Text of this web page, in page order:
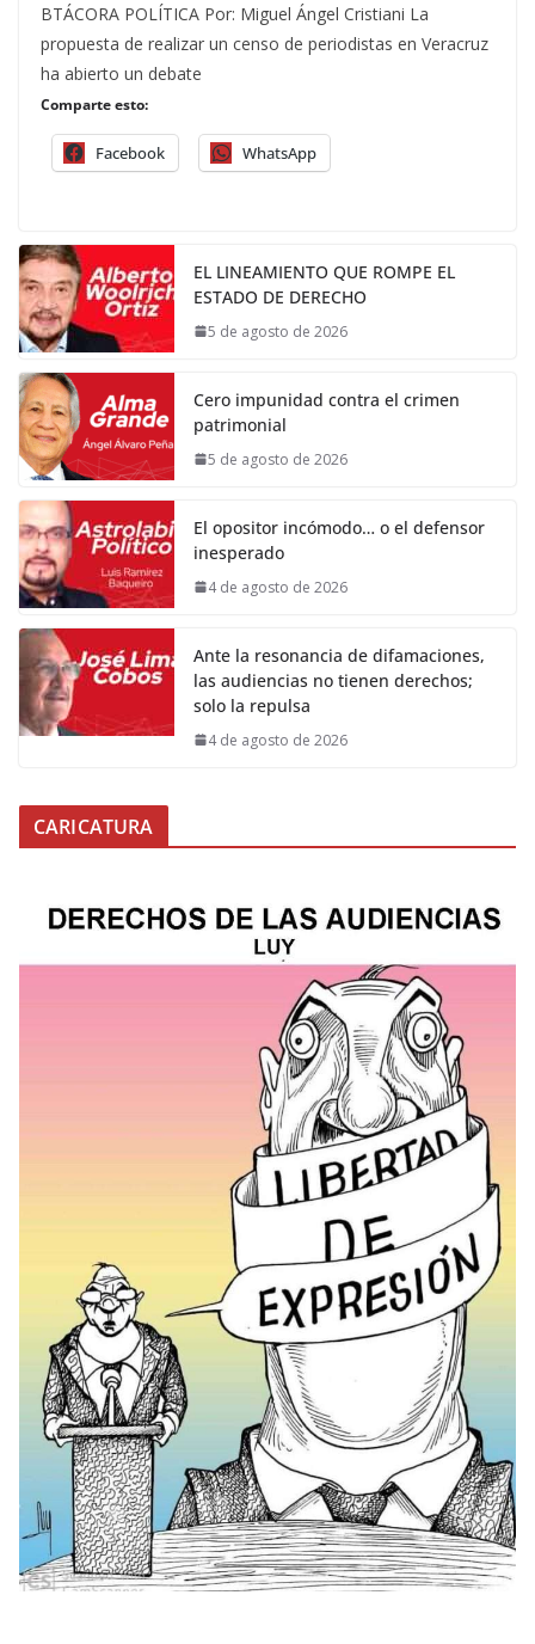
BTÁCORA POLÍTICA Por: Miguel Ángel Cristiani La
propuesta de realizar un censo de periodistas en Veracruz
ha abierto un debate
Comparte esto:
Facebook WhatsApp
EL LINEAMIENTO QUE ROMPE EL
ESTADO DE DERECHO
5 de agosto de 2026
Cero impunidad contra el crimen
patrimonial
5 de agosto de 2026
El opositor incómodo… o el defensor
inesperado
4 de agosto de 2026
Ante la resonancia de difamaciones,
las audiencias no tienen derechos;
solo la repulsa
4 de agosto de 2026
CARICATURA